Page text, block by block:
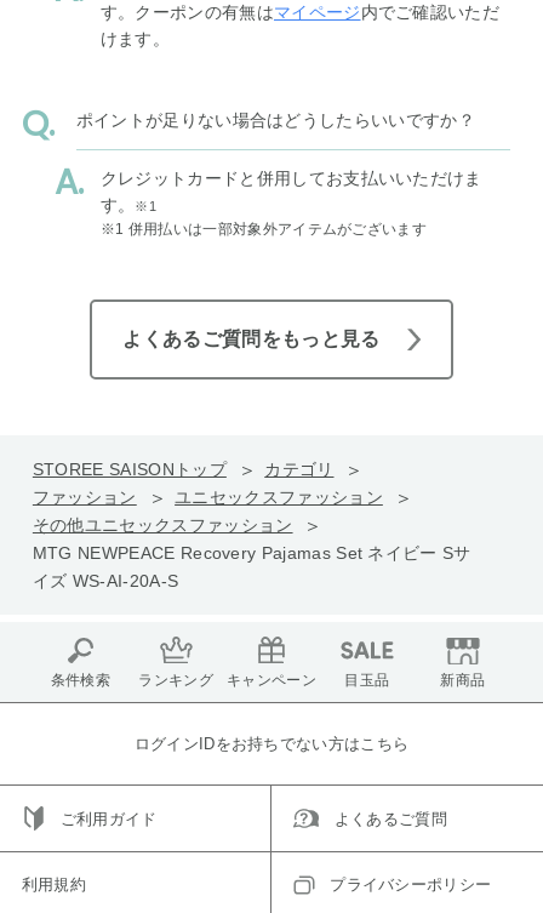
す。クーポンの有無はマイページ内でご確認いただ
けます。
ポイントが足りない場合はどうしたらいいですか？
クレジットカードと併用してお支払いいただけま
す。
※1
※1 併用払いは一部対象外アイテムがございます
よくあるご質問をもっと見る
STOREE SAISONトップ
カテゴリ
ファッション
ユニセックスファッション
その他ユニセックスファッション
MTG NEWPEACE Recovery Pajamas Set ネイビー Sサ
イズ WS-AI-20A-S
条件検索 ランキング キャンペーン 目玉品 新商品
ログインIDをお持ちでない方はこちら
ご利用ガイド よくあるご質問
利用規約 プライバシーポリシー